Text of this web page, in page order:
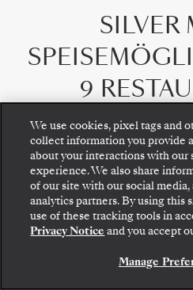
SILVER
9
We use cookies, pixel tags and
collect information you provide
about your interactions with our
experience. We also share
of our site with our social
analytics partners. By using this
use of these tracking tools in
Privacy Notice and you accept
Manage